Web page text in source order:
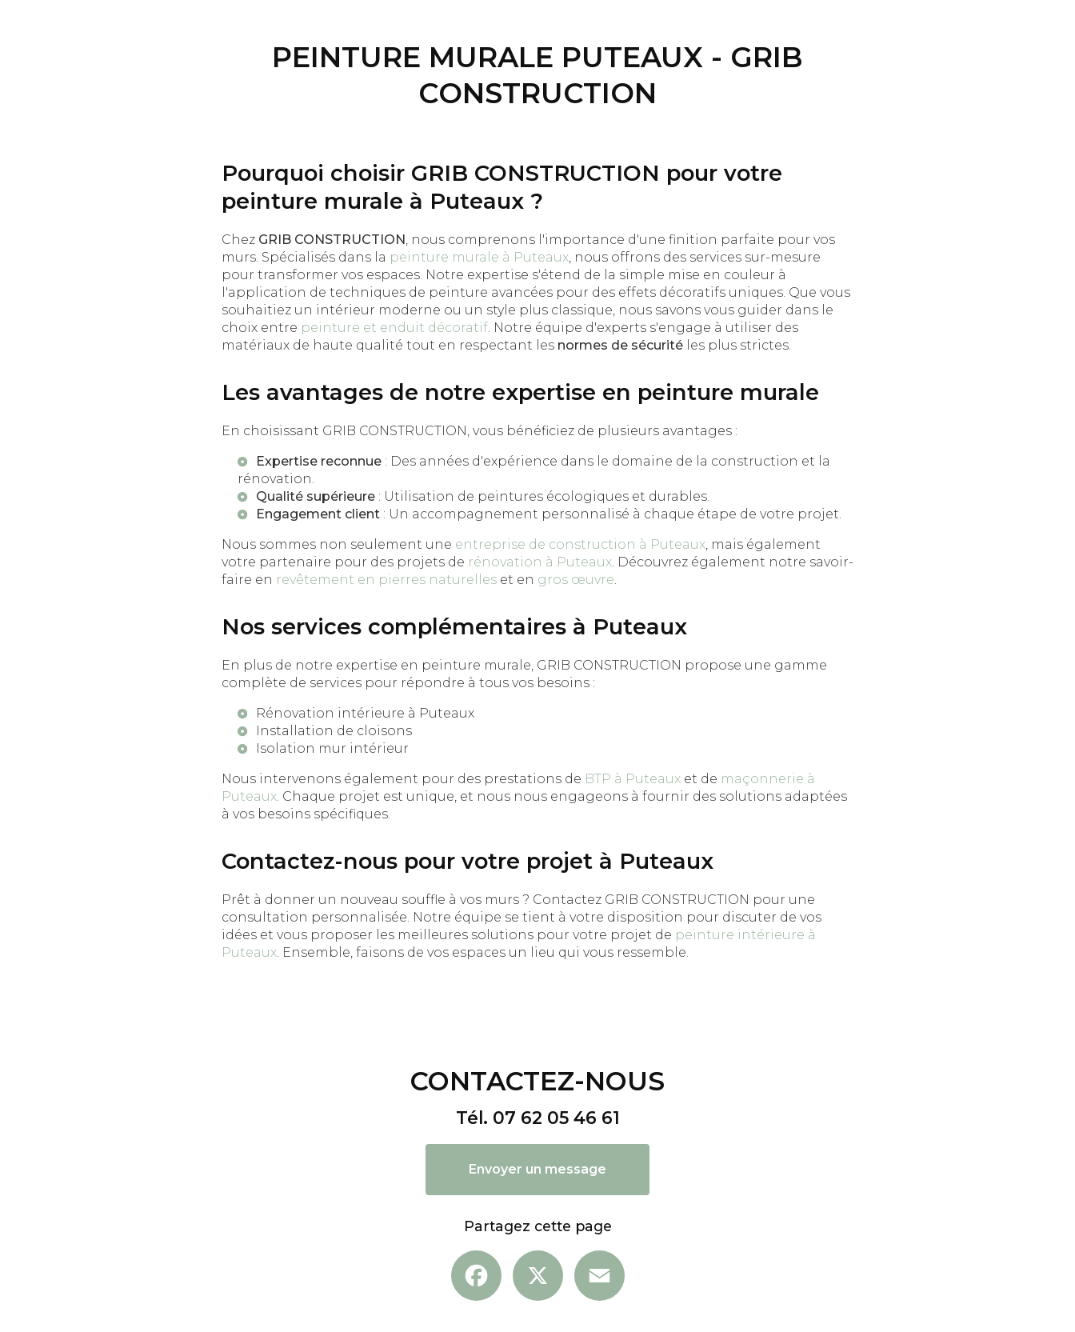
PEINTURE MURALE PUTEAUX - GRIB
CONSTRUCTION
Pourquoi choisir GRIB CONSTRUCTION pour votre
peinture murale à Puteaux ?
Chez GRIB CONSTRUCTION , nous comprenons l'importance d'une finition parfaite pour vos
murs. Spécialisés dans la peinture murale à Puteaux, nous offrons des services sur-mesure
pour transformer vos espaces. Notre expertise s'étend de la simple mise en couleur à
l'application de techniques de peinture avancées pour des effets décoratifs uniques. Que vous
souhaitiez un intérieur moderne ou un style plus classique, nous savons vous guider dans le
choix entre peinture et enduit décoratif. Notre équipe d'experts s'engage à utiliser des
matériaux de haute qualité tout en respectant les normes de sécurité les plus strictes.
Les avantages de notre expertise en peinture murale
En choisissant GRIB CONSTRUCTION, vous bénéficiez de plusieurs avantages :
Expertise reconnue : Des années d'expérience dans le domaine de la construction et la
rénovation.
Qualité supérieure : Utilisation de peintures écologiques et durables.
Engagement client : Un accompagnement personnalisé à chaque étape de votre projet.
Nous sommes non seulement une entreprise de construction à Puteaux, mais également
votre partenaire pour des projets de rénovation à Puteaux. Découvrez également notre savoir-
faire en revêtement en pierres naturelles et en gros œuvre.
Nos services complémentaires à Puteaux
En plus de notre expertise en peinture murale, GRIB CONSTRUCTION propose une gamme
complète de services pour répondre à tous vos besoins :
Rénovation intérieure à Puteaux
Installation de cloisons
Isolation mur intérieur
Nous intervenons également pour des prestations de BTP à Puteaux et de maçonnerie à
Puteaux. Chaque projet est unique, et nous nous engageons à fournir des solutions adaptées
à vos besoins spécifiques.
Contactez-nous pour votre projet à Puteaux
Prêt à donner un nouveau souffle à vos murs ? Contactez GRIB CONSTRUCTION pour une
consultation personnalisée. Notre équipe se tient à votre disposition pour discuter de vos
idées et vous proposer les meilleures solutions pour votre projet de peinture intérieure à
Puteaux. Ensemble, faisons de vos espaces un lieu qui vous ressemble.
CONTACTEZ-NOUS
Tél. 07 62 05 46 61
Envoyer un message
Partagez cette page
Facebook